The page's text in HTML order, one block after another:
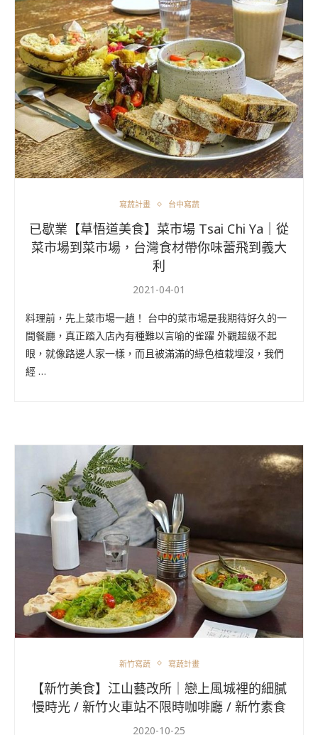
寫蔬計畫 台中寫蔬
已歇業【草悟道美食】菜市場 Tsai Chi Ya｜從
菜市場到菜市場，台灣食材帶你味蕾飛到義大
利
2021-04-01
料理前，先上菜市場一趟！ 台中的菜市場是我期待好久的一
間餐廳，真正踏入店內有種難以言喻的雀躍 外觀超級不起
眼，就像路邊人家一樣，而且被滿滿的綠色植栽埋沒，我們
經 …
新竹寫蔬 寫蔬計畫
【新竹美食】江山藝改所｜戀上風城裡的細膩
慢時光 / 新竹火車站不限時咖啡廳 / 新竹素食
2020-10-25